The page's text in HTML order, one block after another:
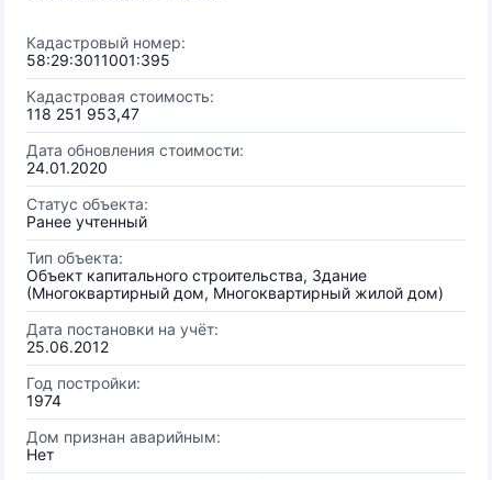
Кадастровый номер:
58:29:3011001:395
Кадастровая стоимость:
118 251 953,47
Дата обновления стоимости:
24.01.2020
Статус объекта:
Ранее учтенный
Тип объекта:
Объект капитального строительства, Здание
(Многоквартирный дом, Многоквартирный жилой дом)
Дата постановки на учёт:
25.06.2012
Год постройки:
1974
Дом признан аварийным:
Нет